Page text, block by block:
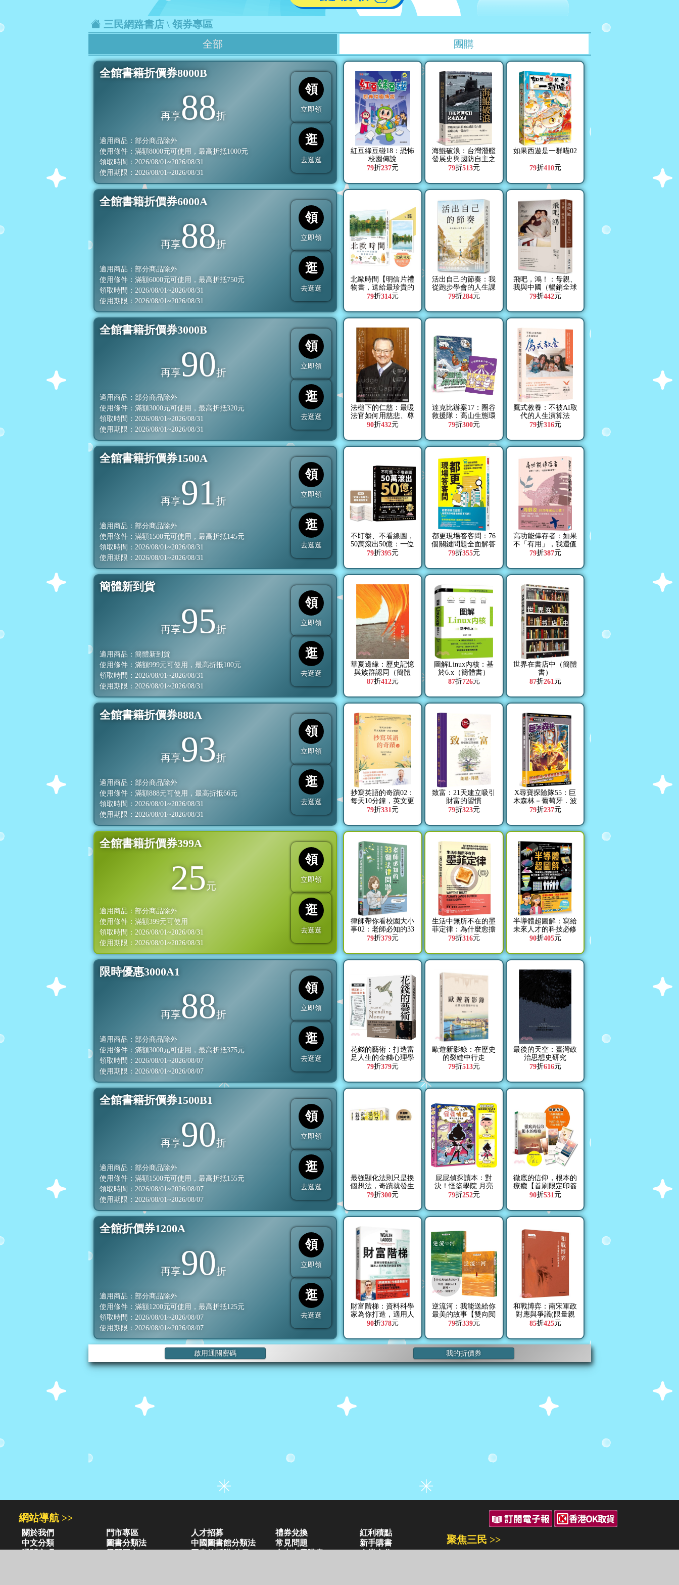
三民網路書店\ 領券專區
全部
團購
全館書籍折價券8000B
再享88折
適用商品：部分商品除外
使用條件：滿額8000元可使用，最高折抵1000元
領取時間：2026/08/01~2026/08/31
使用期限：2026/08/01~2026/08/31
領
立即領
逛
去逛逛
紅豆綠豆碰18：恐怖
校園傳說
79折237元
海鯤破浪：台灣潛艦
發展史與國防自主之
路
79折513元
如果西遊是一群喵02
79折410元
全館書籍折價券6000A
再享88折
適用商品：部分商品除外
使用條件：滿額6000元可使用，最高折抵750元
領取時間：2026/08/01~2026/08/31
使用期限：2026/08/01~2026/08/31
領
立即領
逛
去逛逛
北歐時間【明信片禮
物書，送給最珍貴的
你】：世界第一幸福
79折314元
活出自己的節奏：我
從跑步學會的人生課
79折284元
飛吧，鴻！：母親、
我與中國（暢銷全球
逾1500萬冊《鴻》最
79折442元
全館書籍折價券3000B
再享90折
適用商品：部分商品除外
使用條件：滿額3000元可使用，最高折抵320元
領取時間：2026/08/01~2026/08/31
使用期限：2026/08/01~2026/08/31
領
立即領
逛
去逛逛
法槌下的仁慈：最暖
法官如何用慈悲、尊
重與理解扭轉人生
90折432元
達克比辦案17：圈谷
救援隊：高山生態環
境與臺灣山脈的特色
79折300元
鷹式教養：不被AI取
代的人生演算法
79折316元
全館書籍折價券1500A
再享91折
適用商品：部分商品除外
使用條件：滿額1500元可使用，最高折抵145元
領取時間：2026/08/01~2026/08/31
使用期限：2026/08/01~2026/08/31
領
立即領
逛
去逛逛
不盯盤、不看線圖，
50萬滾出50億：一位
癌末醫師寫給女兒的
書送「企業分析報
告」精準選股拉頁】
79折395元
都更現場答客問：76
個關鍵問題全面解答
住戶最關心的都更權
79折355元
高功能倖存者：如果
不「有用」，我還值
得被愛嗎？
79折387元
簡體新到貨
再享95折
適用商品：簡體新到貨
使用條件：滿額999元可使用，最高折抵100元
領取時間：2026/08/01~2026/08/31
使用期限：2026/08/01~2026/08/31
領
立即領
逛
去逛逛
華夏邊緣：歷史記憶
與族群認同（簡體
書）
87折412元
圖解Linux內核：基
於6.x（簡體書）
87折726元
世界在書店中（簡體
書）
87折261元
全館書籍折價券888A
再享93折
適用商品：部分商品除外
使用條件：滿額888元可使用，最高折抵66元
領取時間：2026/08/01~2026/08/31
使用期限：2026/08/01~2026/08/31
領
立即領
逛
去逛逛
抄寫英語的奇蹟02：
每天10分鐘，英文更
熟練、內在更強韌
79折331元
致富：21天建立吸引
財富的習慣
79折323元
X尋寶探險隊55：巨
木森林－葡萄牙．波
東家族．祕寶
79折237元
全館書籍折價券399A
25元
適用商品：部分商品除外
使用條件：滿額399元可使用
領取時間：2026/08/01~2026/08/31
使用期限：2026/08/01~2026/08/31
領
立即領
逛
去逛逛
律師帶你看校園大小
事02：老師必知的33
個法律問題
79折379元
生活中無所不在的墨
菲定律：為什麼愈擔
心的事，愈會發生？
的科學真相
79折316元
半導體超圖解：寫給
未來人才的科技必修
課，從IC原理、晶片
強視覺化解說
90折405元
限時優惠3000A1
再享88折
適用商品：部分商品除外
使用條件：滿額3000元可使用，最高折抵375元
領取時間：2026/08/01~2026/08/07
使用期限：2026/08/01~2026/08/07
領
立即領
逛
去逛逛
花錢的藝術：打造富
足人生的金錢心理學
【附贈財富自由．實
79折379元
歐遊新影錄：在歷史
的裂縫中行走
79折513元
最後的天空：臺灣政
治思想史研究
79折616元
全館書籍折價券1500B1
再享90折
適用商品：部分商品除外
使用條件：滿額1500元可使用，最高折抵155元
領取時間：2026/08/01~2026/08/07
使用期限：2026/08/01~2026/08/07
領
立即領
逛
去逛逛
最強顯化法則只是換
個想法，奇蹟就發生
了：讓內在頻率與夢
直來【限量附「召喚
奇蹟透卡」】
79折300元
屁屁偵探讀本：對
決！怪盜學院 月亮
篇【限量特贈《屁屁
款)】
79折252元
徹底的信仰，根本的
療癒【首刷限定印簽
版】
90折531元
全館折價券1200A
再享90折
適用商品：部分商品除外
使用條件：滿額1200元可使用，最高折抵125元
領取時間：2026/08/01~2026/08/07
使用期限：2026/08/01~2026/08/07
領
立即領
逛
去逛逛
財富階梯：資料科學
家為你打造，適用人
生各階段的致富策略
90折378元
逆流河：我能送給你
最美的故事【雙向閱
讀‧經典新譯版】
79折339元
和戰博弈：南宋軍政
對應與爭議(限量親
簽版)
85折425元
啟用通關密碼 我的折價券
網站導航 >>
關於我們 門市專區 人才招募 禮券兌換
紅利積點
中文分類
圖書分類法 中國圖書館分類法 常見問題
新手購書
聚焦三民 >>